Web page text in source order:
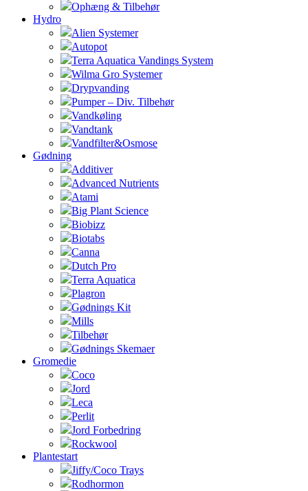
Ophæng & Tilbehør
Hydro
Alien Systemer
Autopot
Terra Aquatica Vandings System
Wilma Gro Systemer
Drypvanding
Pumper – Div. Tilbehør
Vandkøling
Vandtank
Vandfilter&Osmose
Gødning
Additiver
Advanced Nutrients
Atami
Big Plant Science
Biobizz
Biotabs
Canna
Dutch Pro
Terra Aquatica
Plagron
Gødnings Kit
Mills
Tilbehør
Gødnings Skemaer
Gromedie
Coco
Jord
Leca
Perlit
Jord Forbedring
Rockwool
Plantestart
Jiffy/Coco Trays
Rodhormon